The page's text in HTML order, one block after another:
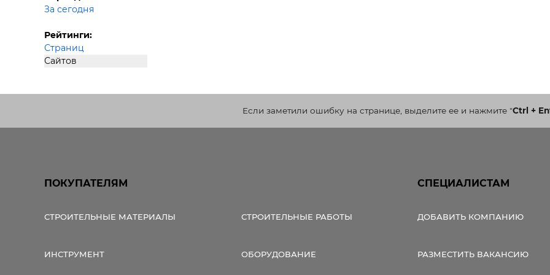
За сегодня
Рейтинги:
Страниц
Сайтов
Если заметили ошибку на странице, выделите ее и нажмите"Ctrl +
ПОКУПАТЕЛЯМ
СТРОИТЕЛЬНЫЕ МАТЕРИАЛЫ СТРОИТЕЛЬНЫЕ РАБОТЫ
ИНСТРУМЕНТ ОБОРУДОВАНИЕ
СПЕЦИАЛИСТАМ
ДОБАВИТЬ КОМПАНИЮ
РАЗМЕСТИТЬ ВАКАНСИЮ